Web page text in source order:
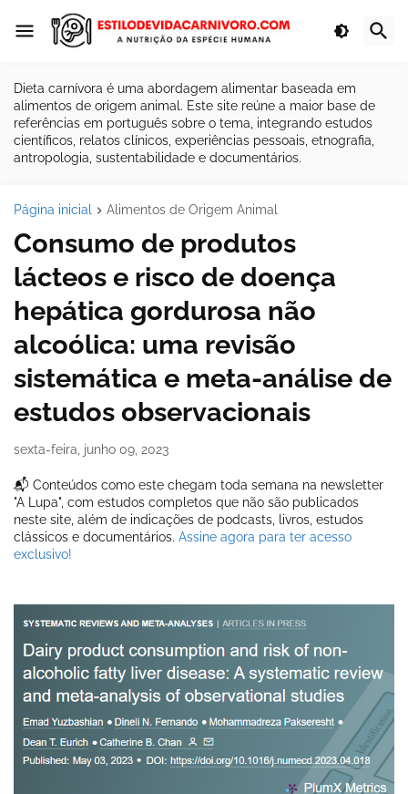
Dieta carnívora é uma abordagem alimentar baseada em
alimentos de origem animal. Este site reúne a maior base de
referências em português sobre o tema, integrando estudos
científicos, relatos clínicos, experiências pessoais, etnografia,
antropologia, sustentabilidade e documentários.
Página inicial Alimentos de Origem Animal
Consumo de produtos
lácteos e risco de doença
hepática gordurosa não
alcoólica: uma revisão
sistemática e meta-análise de
estudos observacionais
sexta-feira, junho 09, 2023
📬 Conteúdos como este chegam toda semana na newsletter
"A Lupa", com estudos completos que não são publicados
neste site, além de indicações de podcasts, livros, estudos
clássicos e documentários. Assine agora para ter acesso
exclusivo!